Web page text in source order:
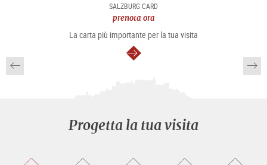
Pacchetto
SALZBURG CARD
prenota ora
La carta più importante per la tua visita
segue
Progetta la tua visita